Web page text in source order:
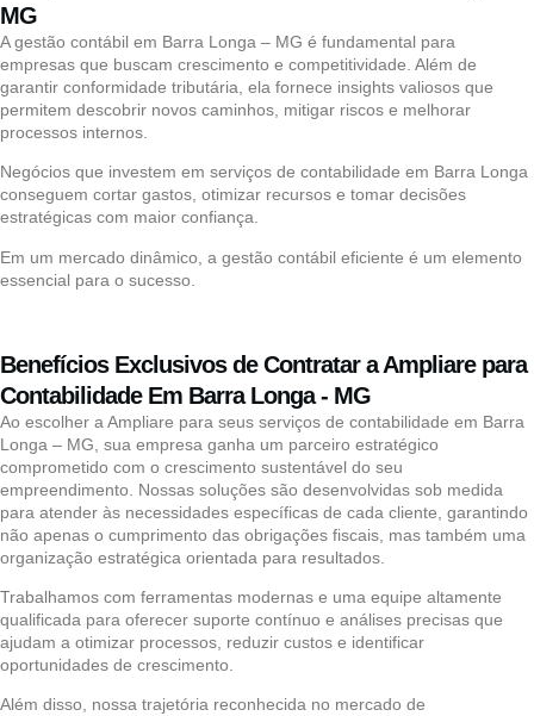
MG
A gestão contábil em Barra Longa – MG é fundamental para
empresas que buscam crescimento e competitividade. Além de
garantir conformidade tributária, ela fornece insights valiosos que
permitem descobrir novos caminhos, mitigar riscos e melhorar
processos internos.
Negócios que investem em serviços de contabilidade em Barra Longa
conseguem cortar gastos, otimizar recursos e tomar decisões
estratégicas com maior confiança.
Em um mercado dinâmico, a gestão contábil eficiente é um elemento
essencial para o sucesso.
Benefícios Exclusivos de Contratar a Ampliare para
Contabilidade Em Barra Longa - MG
Ao escolher a Ampliare para seus serviços de contabilidade em Barra
Longa – MG, sua empresa ganha um parceiro estratégico
comprometido com o crescimento sustentável do seu
empreendimento. Nossas soluções são desenvolvidas sob medida
para atender às necessidades específicas de cada cliente, garantindo
não apenas o cumprimento das obrigações fiscais, mas também uma
organização estratégica orientada para resultados.
Trabalhamos com ferramentas modernas e uma equipe altamente
qualificada para oferecer suporte contínuo e análises precisas que
ajudam a otimizar processos, reduzir custos e identificar
oportunidades de crescimento.
Além disso, nossa trajetória reconhecida no mercado de